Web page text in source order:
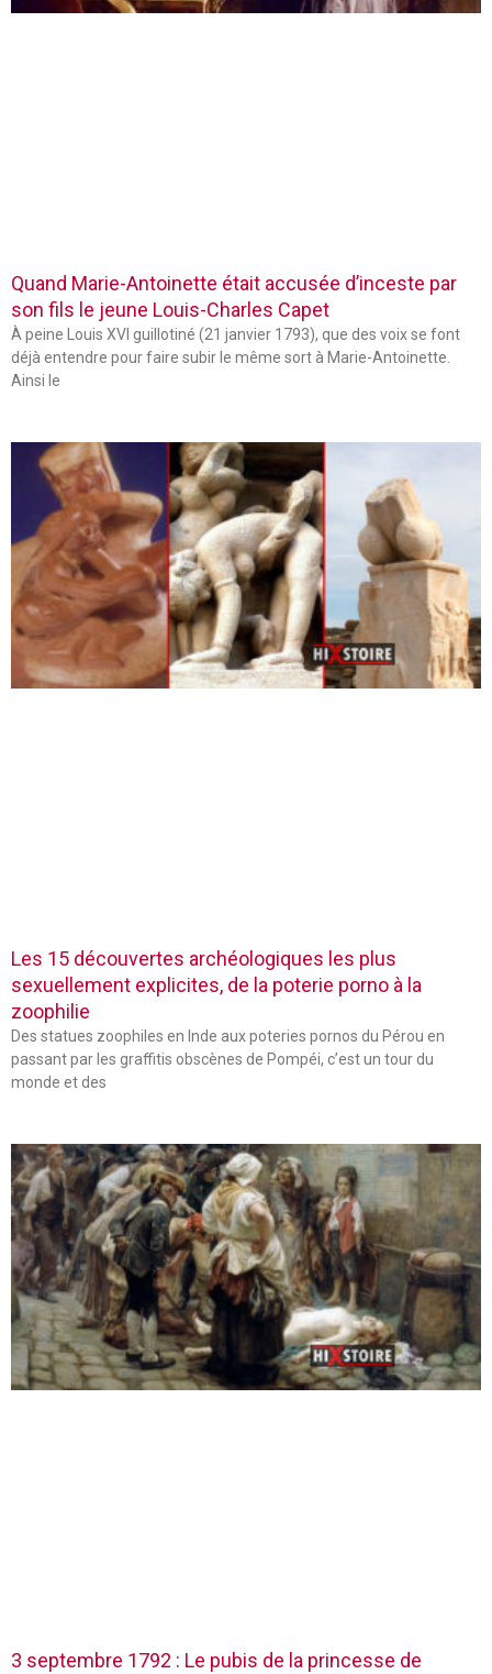
Quand Marie-Antoinette était accusée d’inceste par
son fils le jeune Louis-Charles Capet
À peine Louis XVI guillotiné (21 janvier 1793), que des voix se font
déjà entendre pour faire subir le même sort à Marie-Antoinette.
Ainsi le
Les 15 découvertes archéologiques les plus
sexuellement explicites, de la poterie porno à la
zoophilie
Des statues zoophiles en Inde aux poteries pornos du Pérou en
passant par les graffitis obscènes de Pompéi, c’est un tour du
monde et des
3 septembre 1792 : Le pubis de la princesse de